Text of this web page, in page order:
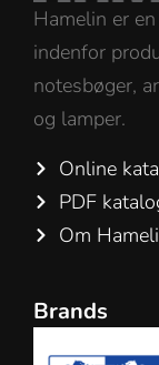
Hamelin er
indenfor
notesbøger,
og lamper.
Online
PDF
Om
Brands